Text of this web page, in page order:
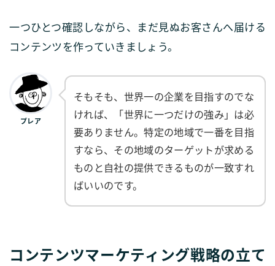
一つひとつ確認しながら、まだ見ぬお客さんへ届ける
コンテンツを作っていきましょう。
プレア
そもそも、世界一の企業を目指すのでな
ければ、「世界に一つだけの強み」は必
要ありません。特定の地域で一番を目指
すなら、その地域のターゲットが求める
ものと自社の提供できるものが一致すれ
ばいいのです。
コンテンツマーケティング戦略の立て